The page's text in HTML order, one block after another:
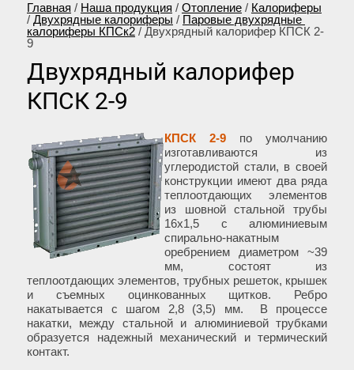
Главная / Наша продукция / Отопление / Калориферы
/ Двухрядные калориферы / Паровые двухрядные
калориферы КПСк2 / Двухрядный калорифер КПСК 2-
9
Двухрядный калорифер
КПСК 2-9
КПСК 2-9 по умолчанию
изготавливаются из
углеродистой стали, в своей
конструкции имеют два ряда
теплоотдающих элементов
из шовной стальной трубы
16х1,5 с алюминиевым
спирально-накатным
оребрением диаметром ~39
мм, состоят из
теплоотдающих элементов, трубных решеток, крышек
и съемных оцинкованных щитков. Ребро
накатывается с шагом 2,8 (3,5) мм. В процессе
накатки, между стальной и алюминиевой трубками
образуется надежный механический и термический
контакт.